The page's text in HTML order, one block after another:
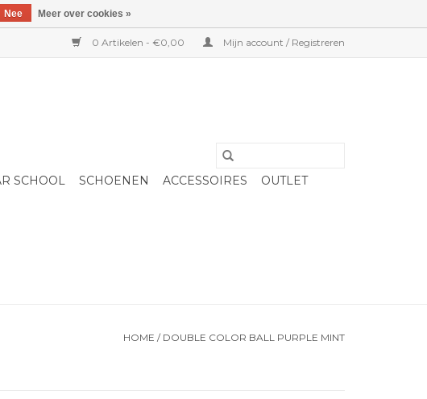
0 Artikelen - €0,00 Mijn account / Registreren
SCHOOL SCHOENEN ACCESSOIRES
OUTLET
HOME / DOUBLE COLOR BALL PURPLE MINT
Nee Meer over cookies »